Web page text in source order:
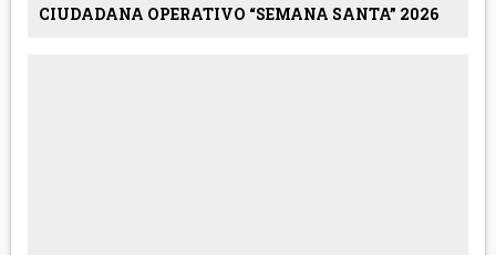
CIUDADANA OPERATIVO “SEMANA SANTA” 2026